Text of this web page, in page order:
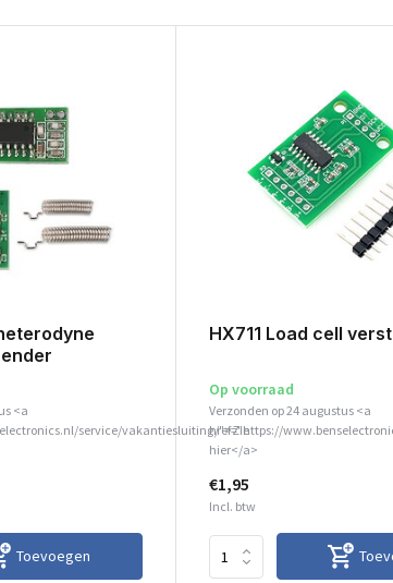
<a
service/vakantiesluiting/">Zie
Toevoegen
HX711 Load cell
Op voorraad
Verzonden op 24 augustus <a
href="https://
hier</a>
€1,95
Incl. btw